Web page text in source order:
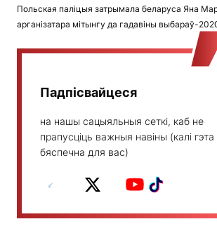
Польская паліцыя затрымала беларуса Яна
арганізатара мітынгу да гадавіны выбараў-
Падпісвайцеся
на нашы сацыяльныя сеткі, каб не
прапусціць важныя навіны (калі гэта
бяспечна для вас)